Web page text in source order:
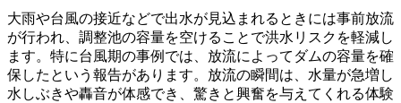
大雨や台風の接近などで出水が見込まれるときには事前放流
が行われ、調整池の容量を空けることで洪水リスクを軽減し
ます。特に台風期の事例では、放流によってダムの容量を確
保したという報告があります。放流の瞬間は、水量が急増し
水しぶきや轟音が体感でき、驚きと興奮を与えてくれる体験